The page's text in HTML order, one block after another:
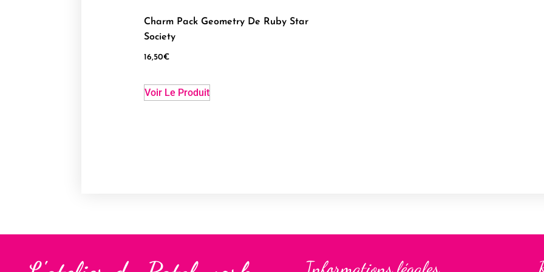
Charm Pack Geometry De Ruby Star
Society
16,50€
Voir Le Produit